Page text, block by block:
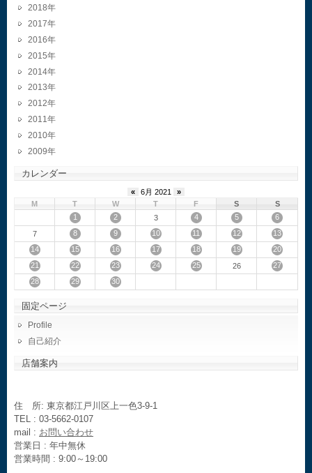
2018
2017
2016
2015
2014
2013
2012
2011
2010
2009
カレンダー
« 6月 2021
»
M
T W T F S
S
1
2 3 4 5
6
7
8 9 10 11 12
13
14
15 16 17 18 19
20
21
22 23 24 25 26
27
28
29 30
固定ページ
Profile
自己紹介
店舗案内
住 所: 東京都江戸川区上一色3-9-1
TEL : 03-5662-0107
mail : お問い合わせ
営業日 : 年中無休
営業時間 : 9:00～19:00